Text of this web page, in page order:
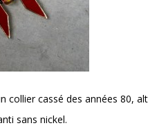
collier cassé des années 80,
sans nickel.